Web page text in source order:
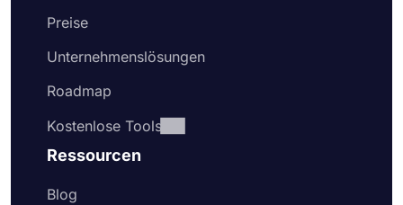
Preise
Unternehmenslösungen
Roadmap
Kostenlose Tools
Ressourcen
Blog